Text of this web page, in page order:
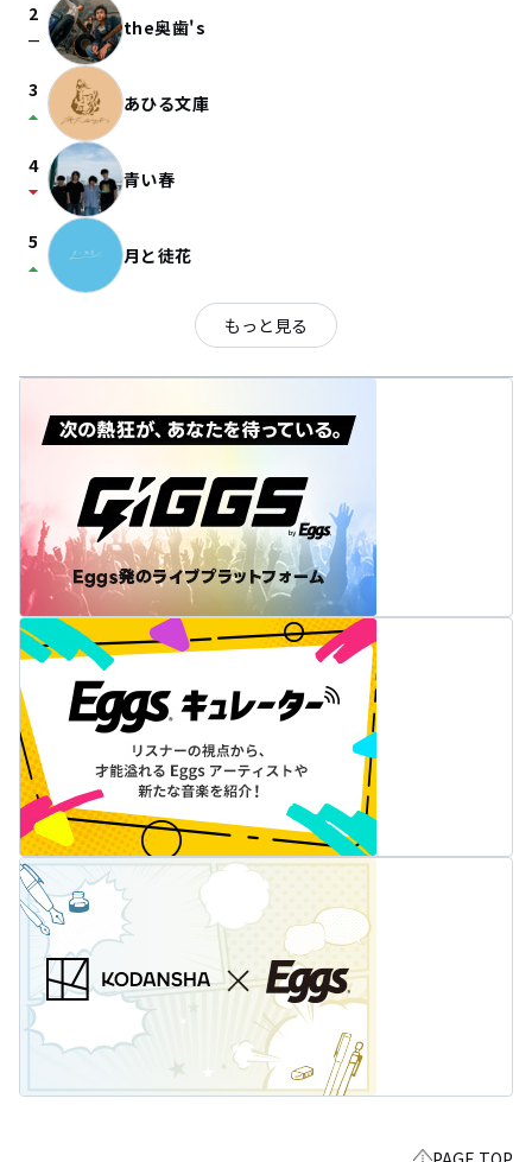
2
check_indeterminate_small the奥歯's
3
arrow_drop_up あひる文庫
4
arrow_drop_down 青い春
5
arrow_drop_up 月と徒花
もっと見る